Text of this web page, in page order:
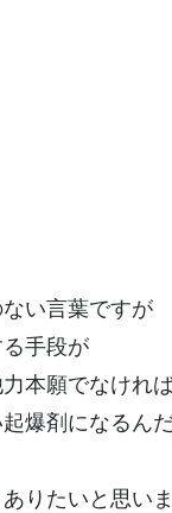
い言葉ですが
手段が
本願でなけれ
爆剤になるん
りたいと思いま